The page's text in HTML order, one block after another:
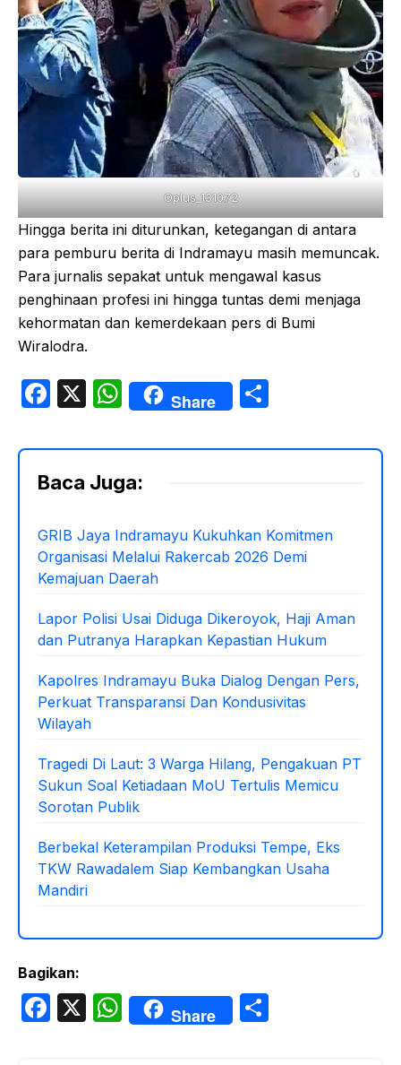
Oplus_131072
​Hingga berita ini diturunkan, ketegangan di antara
para pemburu berita di Indramayu masih memuncak.
Para jurnalis sepakat untuk mengawal kasus
penghinaan profesi ini hingga tuntas demi menjaga
kehormatan dan kemerdekaan pers di Bumi
Wiralodra.
F
c
e
o
o
k
X
W
h
at
s
p
p
Share
ar
Baca Juga:
GRIB Jaya Indramayu Kukuhkan Komitmen
Organisasi Melalui Rakercab 2026 Demi
Kemajuan Daerah
Lapor Polisi Usai Diduga Dikeroyok, Haji Aman
dan Putranya Harapkan Kepastian Hukum
Kapolres Indramayu Buka Dialog Dengan Pers,
Perkuat Transparansi Dan Kondusivitas
Wilayah
Tragedi Di Laut: 3 Warga Hilang, Pengakuan PT
Sukun Soal Ketiadaan MoU Tertulis Memicu
Sorotan Publik
Berbekal Keterampilan Produksi Tempe, Eks
TKW Rawadalem Siap Kembangkan Usaha
Mandiri
Bagikan:
F
X
W
h
Share